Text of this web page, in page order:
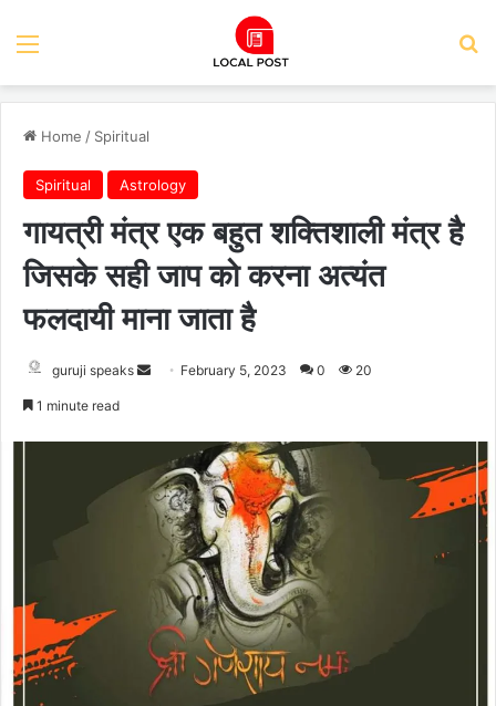
Menu
Home / Spiritual
Spiritual Astrology
गायत्री मंत्र एक बहुत शक्तिशाली मंत्र है
जिसके सही जाप को करना अत्यंत
फलदायी माना जाता है
guruji speaks
Send February 5, 2023 0 20
1 minute read